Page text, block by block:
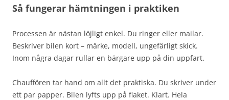
Så fungerar hämtningen i praktiken
Processen är nästan löjligt enkel. Du ringer eller mailar.
Beskriver bilen kort – märke, modell, ungefärligt skick.
Inom några dagar rullar en bärgare upp på din uppfart.
Chauffören tar hand om allt det praktiska. Du skriver under
ett par papper. Bilen lyfts upp på flaket. Klart. Hela